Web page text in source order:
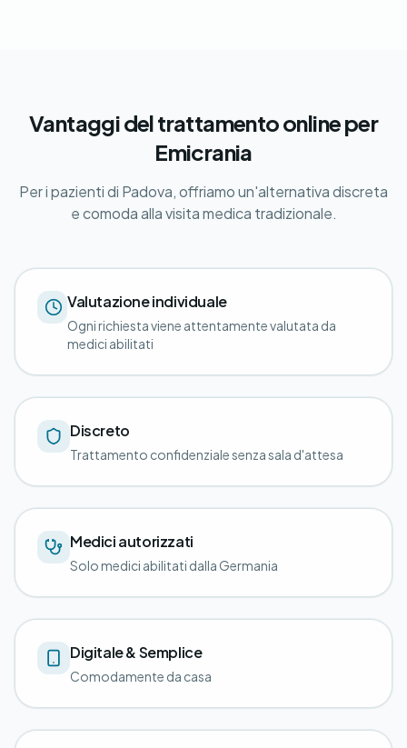
Vantaggi del trattamento online per
Emicrania
Per i pazienti di Padova, offriamo un'alternativa discreta
e comoda alla visita medica tradizionale.
Valutazione individuale
Ogni richiesta viene attentamente valutata da
medici abilitati
Discreto
Trattamento confidenziale senza sala d'attesa
Medici autorizzati
Solo medici abilitati dalla Germania
Digitale & Semplice
Comodamente da casa